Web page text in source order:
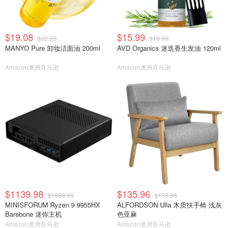
$19.08 $32.35
MANYO Pure 卸妆洁面油 200ml
Amazon澳洲亚马逊
$15.99 $19.99
AVD Organics 迷迭香生发油 120ml
Amazon澳洲亚马逊
$1139.98 $1599.99
MINISFORUM Ryzen 9 9955HX
Barebone 迷你主机
Amazon澳洲亚马逊
$135.96 $159.95
ALFORDSON Ulla 木质扶手椅 浅灰
色亚麻
Amazon澳洲亚马逊